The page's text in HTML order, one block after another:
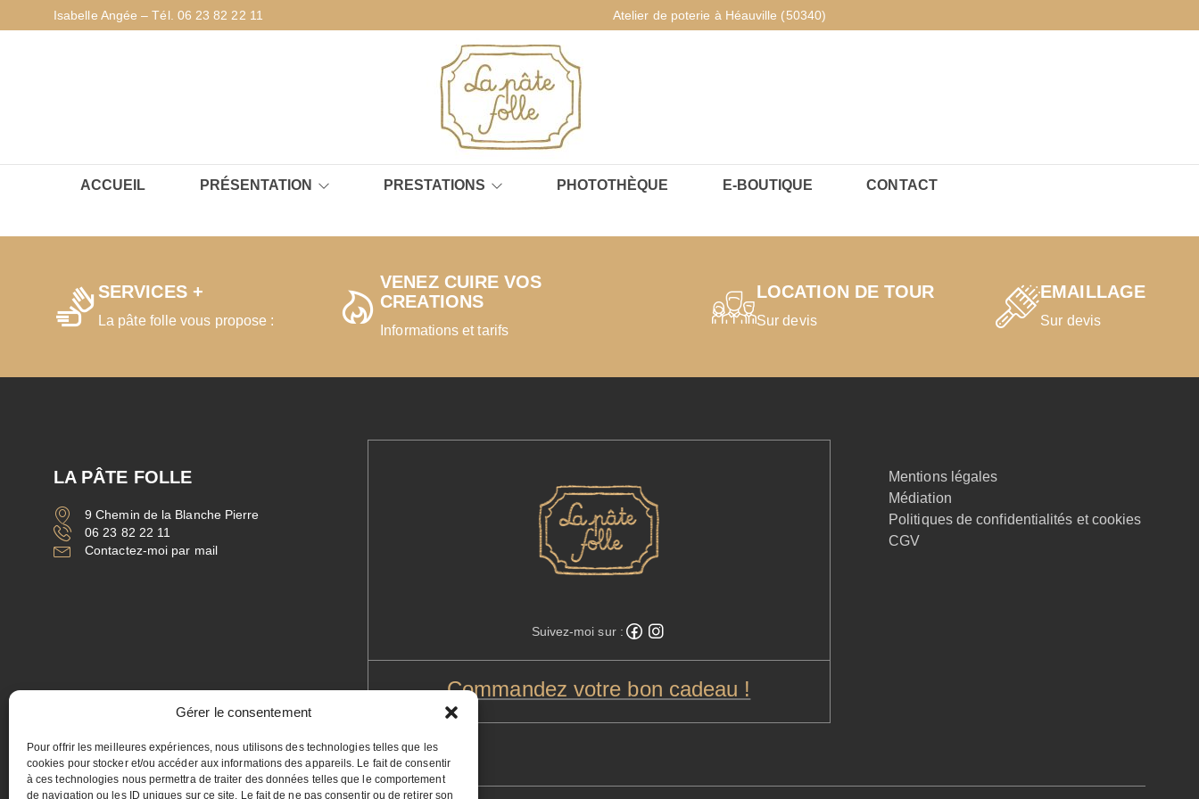
Gérer le consentement
Pour offrir les meilleures expériences, nous utilisons des technologies telles que les
cookies pour stocker et/ou accéder aux informations des appareils. Le fait de consentir
à ces technologies nous permettra de traiter des données telles que le comportement
de navigation ou les ID uniques sur ce site. Le fait de ne pas consentir ou de retirer son
Isabelle Angée – Tél. 06 23 82 22 11 Atelier de poterie à Héauville (50340)
ACCUEIL PRÉSENTATION PRESTATIONS PHOTOTHÈQUE E-BOUTIQUE CONTACT
SERVICES +
La pâte folle vous propose :
VENEZ CUIRE VOS
CREATIONS
Informations et tarifs
LOCATION DE TOUR
Sur devis
EMAILLAGE
Sur devis
LA PÂTE FOLLE
9 Chemin de la Blanche Pierre
06 23 82 22 11
Contactez-moi par mail
Suivez-moi sur :
Commandez votre bon cadeau !
Mentions légales
Médiation
Politiques de confidentialités et cookies
CGV